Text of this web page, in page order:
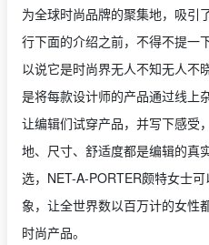
为全球时尚品牌的聚集地，吸引
行下面的介绍之前，不得不提一
以说它是时尚界无人不知无人不
是将每款设计师的产品通过线上
让编辑们试穿产品，并写下感受
地、尺寸、舒适度都是编辑的真
选，NET-A-PORTER颇特女士
象，让全世界数以百万计的女性
时尚产品。